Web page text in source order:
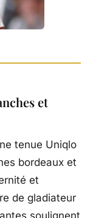
et
tenue Uniqlo
bordeaux et
et
de gladiateur
soulignent